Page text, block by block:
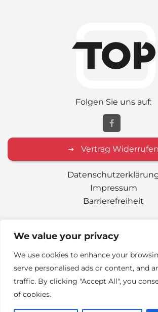
We value your privacy
We use cookies to enhance your
serve personalised ads or content, and
traffic. By clicking "Accept All", you
of cookies.
Folgen Sie uns auf:
Vertrag Widerrufen
Impressum
Barrierefreiheit
Gebrauchtwagen
Kontakt